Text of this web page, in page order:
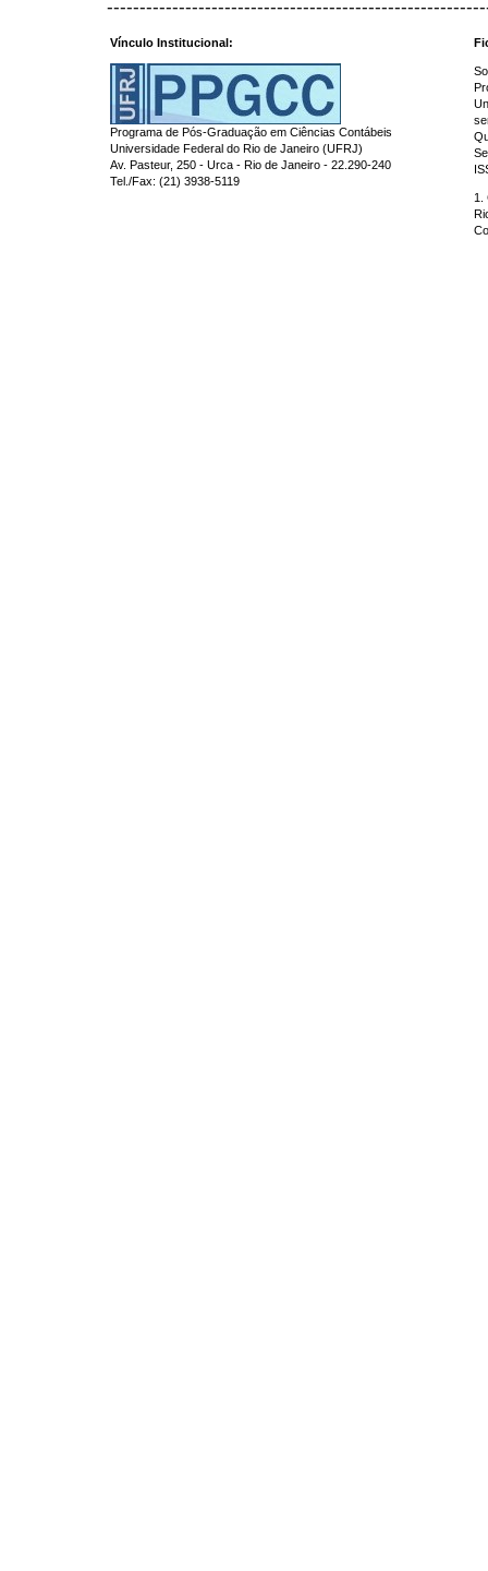
Vínculo Institucional:
Programa de Pós-Graduação em Ciências Contábeis
Universidade Federal do Rio de Janeiro (UFRJ)
Av. Pasteur, 250 - Urca - Rio de Janeiro - 22.290-240
Tel./Fax: (21) 3938-5119
1.